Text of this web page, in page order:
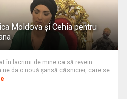
Moldova și Cehia pentru
în lacrimi de mine ca să revein
da o nouă șansă căsniciei, care se